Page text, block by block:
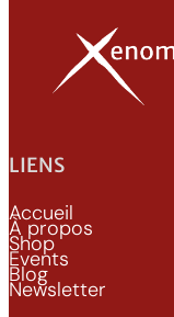
LIENS
Accueil
À propos
Shop
Events
Blog
Newsletter